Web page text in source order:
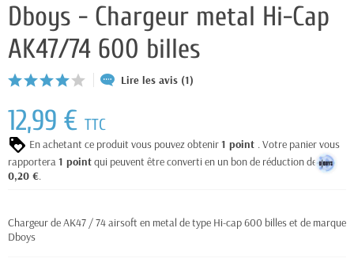
Dboys - Chargeur metal Hi-Cap
AK47/74 600 billes
Lire les avis (1)
12,99 € TTC
En achetant ce produit vous pouvez obtenir1 point . Votre panier vous
rapportera1 pointqui peuvent être converti en un bon de réduction de
0,20 €.
Chargeur de AK47 / 74 airsoft en metal de type Hi-cap 600 billes et de marque
Dboys